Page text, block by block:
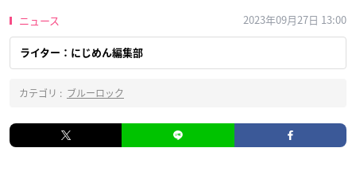
ニュース 2023年09月27日 13:00
ライター：にじめん編集部
カテゴリ : ブルーロック